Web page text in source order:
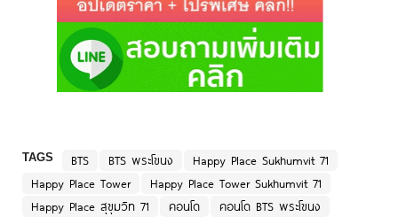
TAGS BTS BTS พระโขนง
Happy Place Sukhumvit 71
Happy Place Tower
Happy Place Tower Sukhumvit 71
Happy Place สุขุมวิท 71
คอนโด
คอนโด BTS พระโขนง